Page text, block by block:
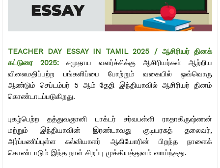
TEACHER DAY ESSAY IN TAMIL 2025 / ஆசிரியர் தினக்
கட்டுரை 2025: சமுதாய வளர்ச்சிக்கு ஆசிரியர்கள் ஆற்றிய
விலைமதிப்பற்ற பங்களிப்பை போற்றும் வகையில் ஒவ்வொரு
ஆண்டும் செப்டம்பர் 5 ஆம் தேதி இந்தியாவில் ஆசிரியர் தினம்
கொண்டாடப்படுகிறது.
புகழ்பெற்ற தத்துவஞானி டாக்டர் சர்வபள்ளி ராதாகிருஷ்ணன்
மற்றும் இந்தியாவின் இரண்டாவது குடியரசுத் தலைவர்,
அர்ப்பணிப்புள்ள கல்வியாளர் ஆகியோரின் பிறந்த நாளைக்
கொண்டாடும் இந்த நாள் சிறப்பு முக்கியத்துவம் வாய்ந்தது.